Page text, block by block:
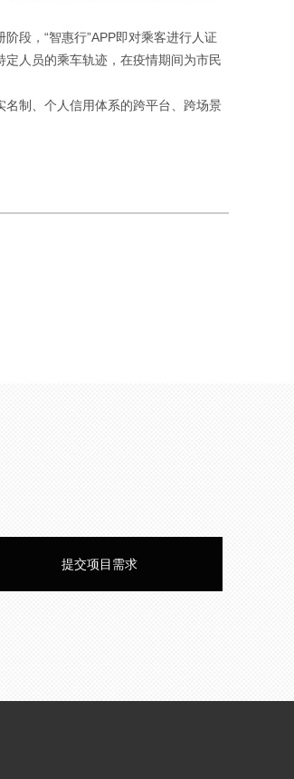
段，“智惠行”APP即对乘客进行人证
人员的乘车轨迹，在疫情期间为市民
制、个人信用体系的跨平台、跨场景